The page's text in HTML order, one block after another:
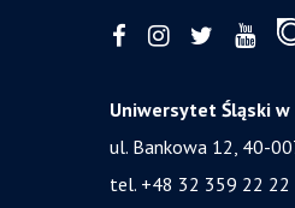
Uniwersytet Śląski
ul. Bankowa 12, 40-
tel. +48 32 359 22 22